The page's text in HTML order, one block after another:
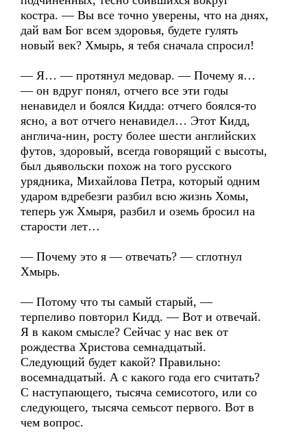
костра. — Вы все точно уверены, что на днях,
дай вам Бог всем здоровья, будете гулять
новый век? Хмырь, я тебя сначала спросил!
— Я… — протянул медовар. — Почему я…
— он вдруг понял, отчего все эти годы
ненавидел и боялся Кидда: отчего боялся-то
ясно, а вот отчего ненавидел… Этот Кидд,
англича-нин, росту более шести английских
футов, здоровый, всегда говорящий с высоты,
был дьявольски похож на того русского
урядника, Михайлова Петра, который одним
ударом вдребезги разбил всю жизнь Хомы,
теперь уж Хмыря, разбил и оземь бросил на
старости лет…
— Почему это я — отвечать? — сглотнул
Хмырь.
— Потому что ты самый старый, —
терпеливо повторил Кидд. — Вот и отвечай.
Я в каком смысле? Сейчас у нас век от
рождества Христова семнадцатый.
Следующий будет какой? Правильно:
восемнадцатый. А с какого года его считать?
С наступающего, тысяча семисотого, или со
следующего, тысяча семьсот первого. Вот в
чем вопрос.